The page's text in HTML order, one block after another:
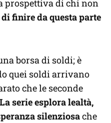
prospettiva di chi non
finire da questa parte
borsa di soldi; è
quei soldi arrivano
che le seconde
La serie esplora lealtà,
silenziosache